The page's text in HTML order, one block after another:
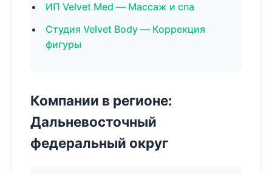
ИП Velvet Med — Массаж и спа
Студия Velvet Body — Коррекция
фигуры
Компании в регионе:
Дальневосточный
федеральный округ